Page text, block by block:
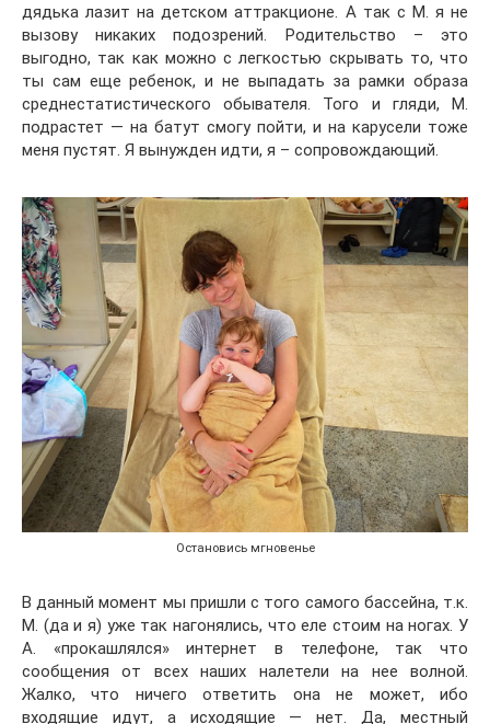
дядька лазит на детском аттракционе. А так с М. я не
вызову никаких подозрений. Родительство – это
выгодно, так как можно с легкостью скрывать то, что
ты сам еще ребенок, и не выпадать за рамки образа
среднестатистического обывателя. Того и гляди, М.
подрастет — на батут смогу пойти, и на карусели тоже
меня пустят. Я вынужден идти, я – сопровождающий.
Остановись мгновенье
В данный момент мы пришли с того самого бассейна, т.к.
М. (да и я) уже так нагонялись, что еле стоим на ногах. У
А. «прокашлялся» интернет в телефоне, так что
сообщения от всех наших налетели на нее волной.
Жалко, что ничего ответить она не может, ибо
входящие идут, а исходящие — нет. Да, местный